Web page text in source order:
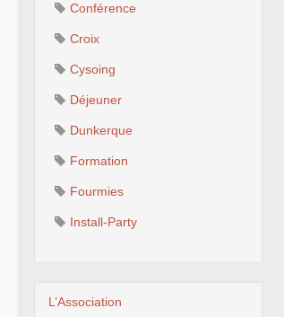
Conférence
Croix
Cysoing
Déjeuner
Dunkerque
Formation
Fourmies
Install-Party
L’Association